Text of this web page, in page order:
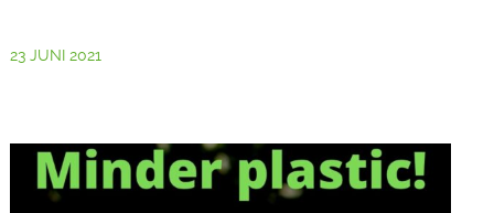
23 JUNI 2021